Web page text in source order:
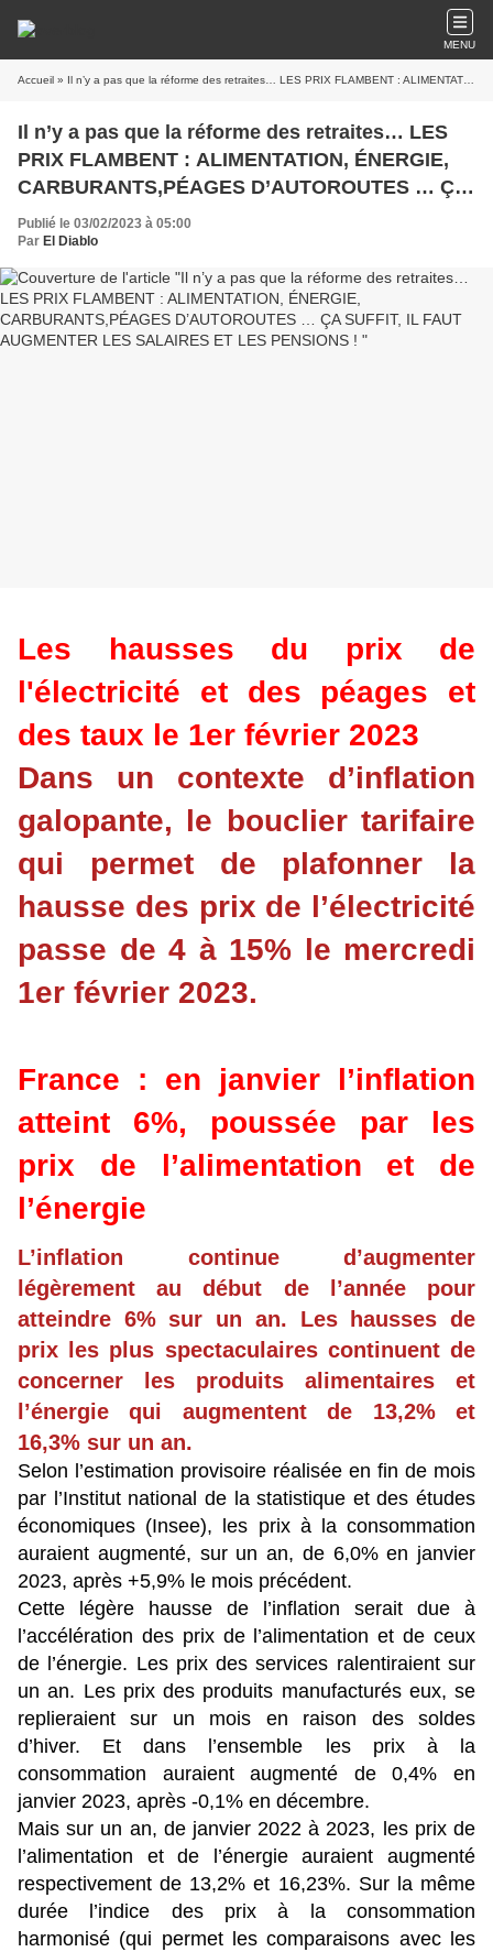
MENU
Accueil » Il n’y a pas que la réforme des retraites… LES PRIX FLAMBENT : ALIMENTATION, ÉNERGIE, CARBURANTS,PÉAGES D’AUTOROUTES … ÇA SUFFIT, IL FAUT AUGMENTER LES SALAIRES ET LES PENSIONS !
Il n’y a pas que la réforme des retraites… LES
PRIX FLAMBENT : ALIMENTATION, ÉNERGIE,
CARBURANTS,PÉAGES D’AUTOROUTES … ÇA
SUFFIT, IL FAUT AUGMENTER LES SALAIRES
ET LES PENSIONS !
Publié le 03/02/2023 à 05:00
Par El Diablo
Les hausses du prix de
l'électricité et des péages et
des taux le 1er février 2023
Dans un contexte d’inflation
galopante, le bouclier tarifaire
qui permet de plafonner la
hausse des prix de l’électricité
passe de 4 à 15% le mercredi
1er février 2023.
France : en janvier l’inflation
atteint 6%, poussée par les
prix de l’alimentation et de
l’énergie
L’inflation continue d’augmenter
légèrement au début de l’année pour
atteindre 6% sur un an. Les hausses de
prix les plus spectaculaires continuent de
concerner les produits alimentaires et
l’énergie qui augmentent de 13,2% et
16,3% sur un an.
Selon l’estimation provisoire réalisée en fin de mois
par l’Institut national de la statistique et des études
économiques (Insee), les prix à la consommation
auraient augmenté, sur un an, de 6,0% en janvier
2023, après +5,9% le mois précédent.
Cette légère hausse de l’inflation serait due à
l’accélération des prix de l’alimentation et de ceux
de l’énergie. Les prix des services ralentiraient sur
un an. Les prix des produits manufacturés eux, se
replieraient sur un mois en raison des soldes
d’hiver. Et dans l’ensemble les prix à la
consommation auraient augmenté de 0,4% en
janvier 2023, après -0,1% en décembre.
Mais sur un an, de janvier 2022 à 2023, les prix de
l’alimentation et de l’énergie auraient augmenté
respectivement de 13,2% et 16,23%. Sur la même
durée l’indice des prix à la consommation
harmonisé (qui permet les comparaisons avec les